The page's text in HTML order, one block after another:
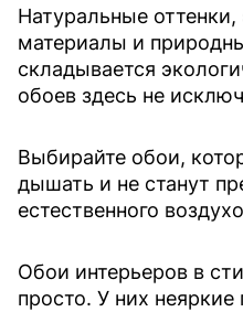
Натуральные
материалы и
складывается
обоев здесь не
Выбирайте обои,
дышать и не станут
естественного
Обои интерьеров в
просто. У них